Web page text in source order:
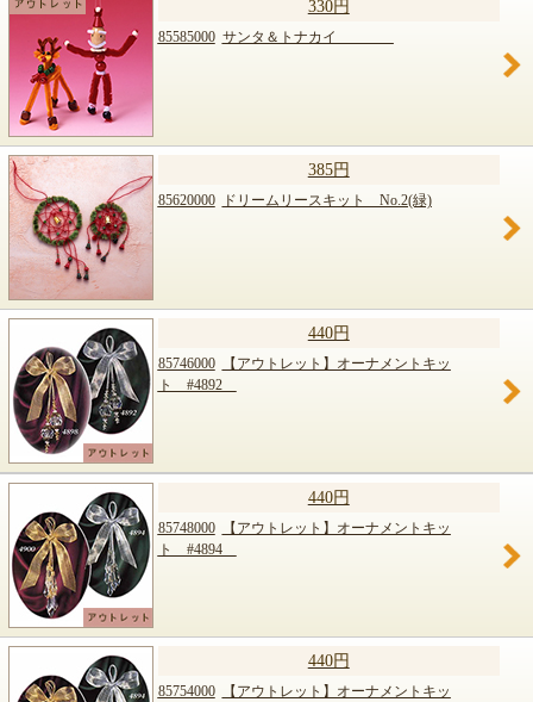
330円
85585000 サンタ＆トナカイ
385円
85620000 ドリームリースキット No.2(緑)
440円
85746000
【アウトレット】オーナメントキッ
ト #4892
440円
85748000
【アウトレット】オーナメントキッ
ト #4894
440円
85754000
【アウトレット】オーナメントキッ